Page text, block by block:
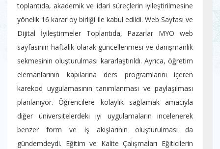
toplantıda, akademik ve idari süreçlerin iyileştirilmesine
yönelik 16 karar oy birliği ile kabul edildi. Web Sayfası ve
Dijital İyileştirmeler Toplantıda, Pazarlar MYO web
sayfasının haftalık olarak güncellenmesi ve danışmanlık
sekmesinin oluşturulması kararlaştırıldı. Ayrıca, öğretim
elemanlarının kapılarına ders programlarını içeren
karekod uygulamasının tanımlanması ve paylaşılması
planlanıyor. Öğrencilere kolaylık sağlamak amacıyla
diğer üniversitelerdeki iyi uygulamaların incelenerek
benzer form ve iş akışlarının oluşturulması da
gündemdeydi. Eğitim ve Kalite Çalışmaları Eğiticilerin